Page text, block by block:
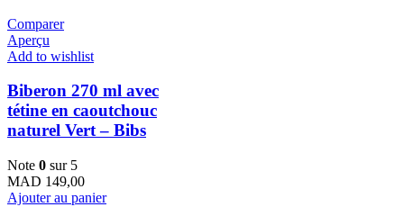
Comparer
Aperçu
Add to wishlist
Biberon 270 ml avec
tétine en caoutchouc
naturel Vert – Bibs
Note 0 sur 5
MAD 149,00
Ajouter au panier